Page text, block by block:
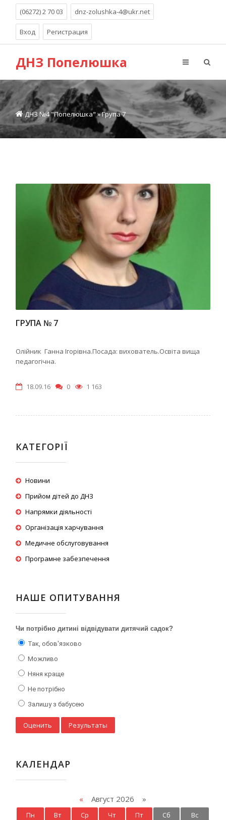
(06272) 2 70 03 dnz-zolushka-4@ukr.net
Вход Регистрация
ДНЗ Попелюшка
ДНЗ №4 "Попелюшка"»Група 7
ГРУПА № 7
Олійник Ганна Ігорівна.Посада: вихователь.Освіта вища
педагогічна.
18.09.16 0 1 163
КАТЕГОРІЇ
Новини
Прийом дітей до ДНЗ
Напрямки діяльності
Організація харчування
Медичне обслуговування
Програмне забезпечення
НАШЕ ОПИТУВАННЯ
Чи потрібно дитині відвідувати дитячий садок?
Так, обов'язково
Можливо
Няня краще
Не потрібно
Залишу з бабусею
КАЛЕНДАР
« Август 2026 »
Пн Вт Ср Чт Пт Сб
Вс